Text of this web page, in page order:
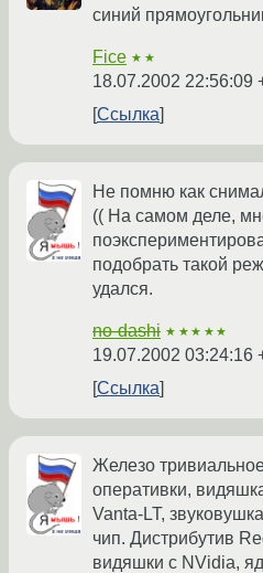
синий
Fice ★★
18.07.2002 22:56:09
Ссылка
Не помню как
(( На самом деле,
подобрать такой
удался.
no-dashi ★★★★★
19.07.2002 03:24:16
Ссылка
Железо
оперативки,
Vanta-LT,
чип. Дистрибутив
видяшки с NVidia,